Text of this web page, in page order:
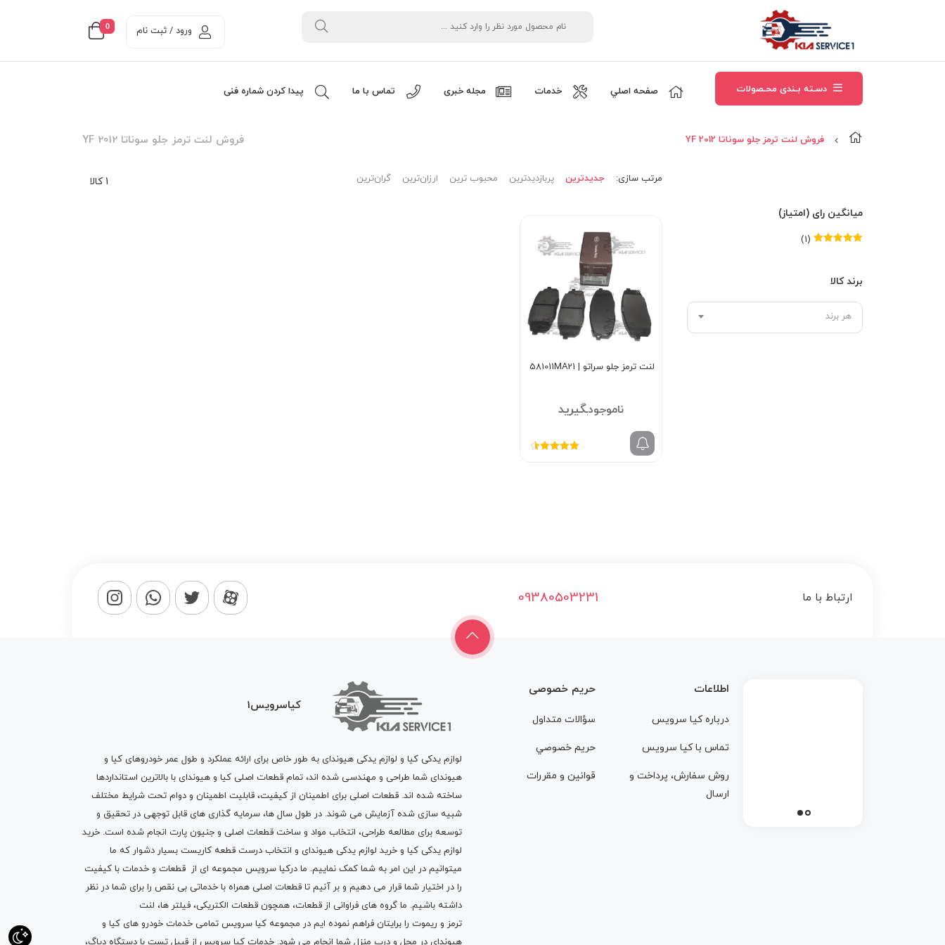
0 ورود / ثبت نام
دسـته بـندی محـصولات صفحه اصلي خدمات مجله خبری تماس با ما پیدا کردن شماره فنی
فروش لنت ترمز جلو سوناتا YF 2012 فروش لنت ترمز جلو سوناتا YF 2012
میانگین رای (امتیاز)
(1)
برند کالا
هر برند
1 کالا مرتب‌ سازی: جدیدترین پربازدیدترین محبوب ترین ارزان‌ترین گران‌ترین
لنت ترمز جلو سراتو | 581011MA21
تماس بگیرید
ارتباط با ما 09380503231
اطلاعات
درباره کيا سرويس
تماس با کيا سرويس
روش سفارش، پرداخت و
ارسال
حریم خصوصی
سؤالات متداول
حريم خصوصي
قوانين و مقررات
کیاسرویس1
لوازم یدکی کیا و لوازم یدکی هیوندای به طور خاص برای ارائه عملکرد و طول عمر خودروهای کیا و
هیوندای شما طراحی و مهندسی شده اند، تمام قطعات اصلی کیا و هیوندای با بالاترین استانداردها
ساخته شده اند. قطعات اصلی برای اطمینان از کیفیت، قابلیت اطمینان و دوام تحت شرایط مختلف
شبیه سازی شده آزمایش می شوند. در طول سال ها، سرمایه گذاری های قابل توجهی در تحقیق و
توسعه برای مطالعه طراحی، انتخاب مواد و ساخت قطعات اصلی و جنیون پارت انجام شده است. خرید
لوازم یدکی کیا و خرید لوازم یدکی هیوندای و انتخاب درست قطعه کاریست بسیار دشوار که ما
میتوانیم در این امر به شما کمک نماییم. ما درکیا سرویس مجموعه ای از قطعات و خدمات با کیفیت
را در اختیار شما قرار می دهیم و بر آنیم تا قطعات اصلی همراه با خدماتی بی نقص را برای شما در نظر
داشته باشیم. ما گروه های فراوانی از قطعات، همچون قطعات الکتریکی، فیلتر ها، لنت
ترمز و ریموت را برایتان فراهم نموده ایم در مجموعه کیا سرویس تمامی خدمات خودرو های کیا و
هیوندای در محل و درب منزل شما انجام می شود. خدمات کیا سرویس از قبیل تست با دستگاه دیاگ،